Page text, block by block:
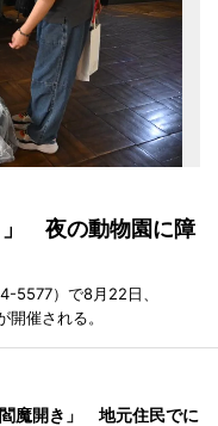
」 夜の動物園に障
5577）で8月22日、
催される。
魔開き」 地元住民でに